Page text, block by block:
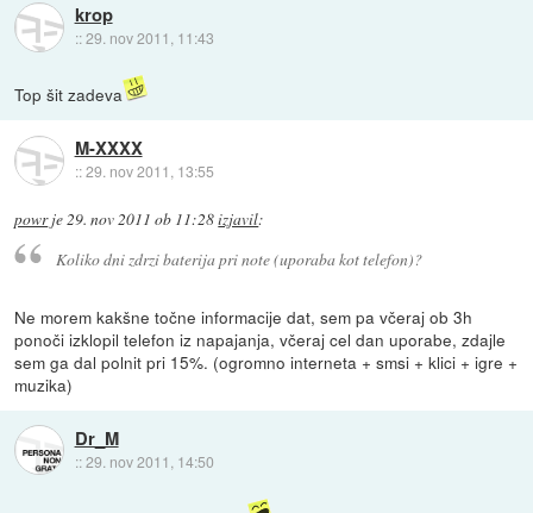
krop
::29. nov 2011, 11:43
Top šit zadeva
M-XXXX
::29. nov 2011, 13:55
powrje29. nov 2011 ob 11:28izjavil:
Koliko dni zdrzi baterija pri note (uporaba kot telefon)?
Ne morem kakšne točne informacije dat, sem pa včeraj ob 3h
ponoči izklopil telefon iz napajanja, včeraj cel dan uporabe, zdajle
sem ga dal polnit pri 15%. (ogromno interneta + smsi + klici + igre +
muzika)
Dr_M
::29. nov 2011, 14:50